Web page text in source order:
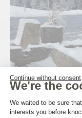
Description
Continue without consent
We're the
Consent
We waited to be sure
interests you before